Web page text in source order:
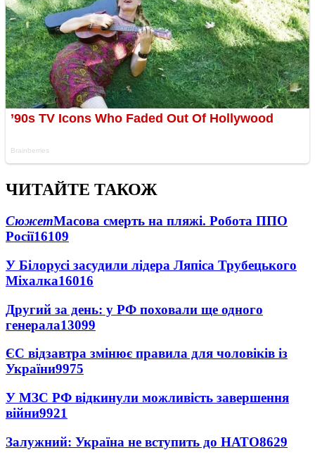
ЧИТАЙТЕ ТАКОЖ
СюжетМасова смерть на пляжі. Робота ППО
Росії16109
У Білорусі засудили лідера Ляпіса Трубецького
Міхалка16016
Другий за день: у РФ поховали ще одного
генерала13099
ЄС відзавтра змінює правила для чоловіків із
України9975
У МЗС РФ відкинули можливість завершення
війни9921
Залужний: Україна не вступить до НАТО8629